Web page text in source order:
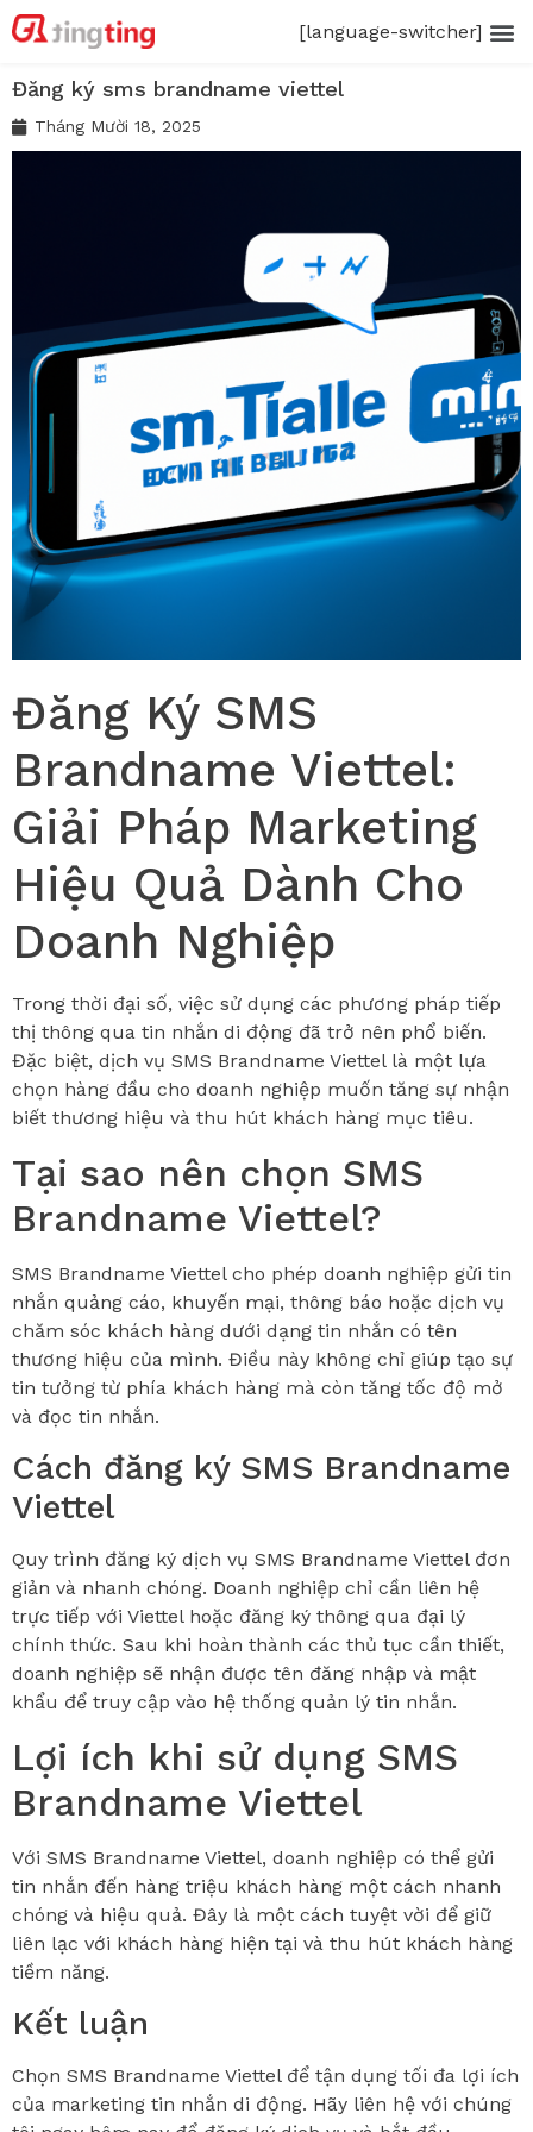
[language-switcher]
Đăng ký sms brandname viettel
Tháng Mười 18, 2025
Đăng Ký SMS
Brandname Viettel:
Giải Pháp Marketing
Hiệu Quả Dành Cho
Doanh Nghiệp
Trong thời đại số, việc sử dụng các phương pháp tiếp
thị thông qua tin nhắn di động đã trở nên phổ biến.
Đặc biệt, dịch vụ SMS Brandname Viettel là một lựa
chọn hàng đầu cho doanh nghiệp muốn tăng sự nhận
biết thương hiệu và thu hút khách hàng mục tiêu.
Tại sao nên chọn SMS
Brandname Viettel?
SMS Brandname Viettel cho phép doanh nghiệp gửi tin
nhắn quảng cáo, khuyến mại, thông báo hoặc dịch vụ
chăm sóc khách hàng dưới dạng tin nhắn có tên
thương hiệu của mình. Điều này không chỉ giúp tạo sự
tin tưởng từ phía khách hàng mà còn tăng tốc độ mở
và đọc tin nhắn.
Cách đăng ký SMS Brandname
Viettel
Quy trình đăng ký dịch vụ SMS Brandname Viettel đơn
giản và nhanh chóng. Doanh nghiệp chỉ cần liên hệ
trực tiếp với Viettel hoặc đăng ký thông qua đại lý
chính thức. Sau khi hoàn thành các thủ tục cần thiết,
doanh nghiệp sẽ nhận được tên đăng nhập và mật
khẩu để truy cập vào hệ thống quản lý tin nhắn.
Lợi ích khi sử dụng SMS
Brandname Viettel
Với SMS Brandname Viettel, doanh nghiệp có thể gửi
tin nhắn đến hàng triệu khách hàng một cách nhanh
chóng và hiệu quả. Đây là một cách tuyệt vời để giữ
liên lạc với khách hàng hiện tại và thu hút khách hàng
tiềm năng.
Kết luận
Chọn SMS Brandname Viettel để tận dụng tối đa lợi ích
của marketing tin nhắn di động. Hãy liên hệ với chúng